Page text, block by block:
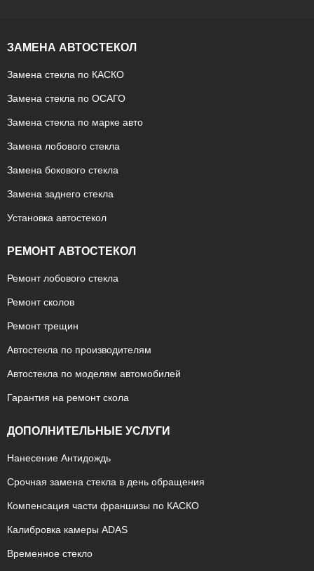
ЗАМЕНА АВТОСТЕКОЛ
Замена стекла по КАСКО
Замена стекла по ОСАГО
Замена стекла по марке авто
Замена лобового стекла
Замена бокового стекла
Замена заднего стекла
Установка автостекол
РЕМОНТ АВТОСТЕКОЛ
Ремонт лобового стекла
Ремонт сколов
Ремонт трещин
Автостекла по производителям
Автостекла по моделям автомобилей
Гарантия на ремонт скола
ДОПОЛНИТЕЛЬНЫЕ УСЛУГИ
Нанесение Антидождь
Срочная замена стекла в день обращения
Компенсация части франшизы по КАСКО
Калибровка камеры ADAS
Временное стекло